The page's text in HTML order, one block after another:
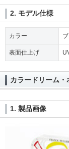
2. モデル仕様
カラー
表面仕上げ
カラードリーム・
1. 製品画像